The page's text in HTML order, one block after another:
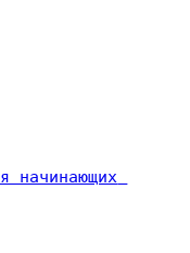
начинающих